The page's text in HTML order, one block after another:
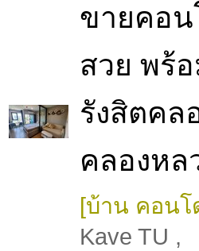
ขายคอน
สวย พร้
รังสิตคล
คลองหล
[บ้าน คอนโ
Kave TU ,